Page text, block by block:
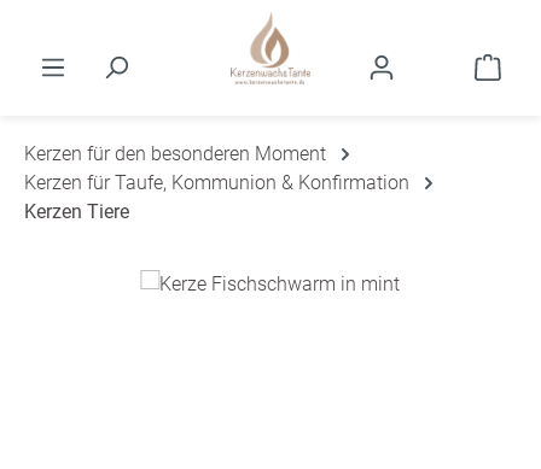
Kerzen für den besonderen Moment
Kerzen für Taufe, Kommunion & Konfirmation
Kerzen Tiere
Bildergalerie überspringen